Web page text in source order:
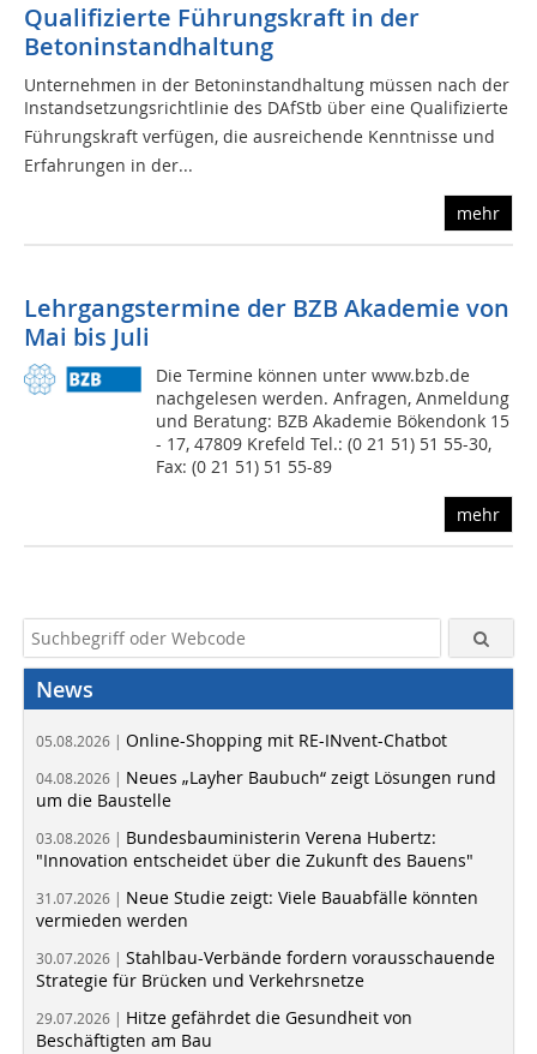
Qualifizierte Führungskraft in der
Betoninstandhaltung
Unternehmen in der Betoninstandhaltung müssen nach der
Instandsetzungsrichtlinie des DAfStb über eine Qualifizierte
Führungskraft verfügen, die ausreichende Kenntnisse und
Erfahrungen in der...
mehr
Lehrgangstermine der BZB Akademie von
Mai bis Juli
Die Termine können unter www.bzb.de
nachgelesen werden. Anfragen, Anmeldung
und Beratung: BZB Akademie Bökendonk 15
- 17, 47809 Krefeld Tel.: (0 21 51) 51 55-30,
Fax: (0 21 51) 51 55-89
mehr
News
05.08.2026 | Online-Shopping mit RE-INvent-Chatbot
04.08.2026 | Neues „Layher Baubuch“ zeigt Lösungen rund
um die Baustelle
03.08.2026 | Bundesbauministerin Verena Hubertz:
"Innovation entscheidet über die Zukunft des Bauens"
31.07.2026 | Neue Studie zeigt: Viele Bauabfälle könnten
vermieden werden
30.07.2026 | Stahlbau-Verbände fordern vorausschauende
Strategie für Brücken und Verkehrsnetze
29.07.2026 | Hitze gefährdet die Gesundheit von
Beschäftigten am Bau